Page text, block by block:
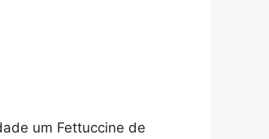
um Fettuccine de